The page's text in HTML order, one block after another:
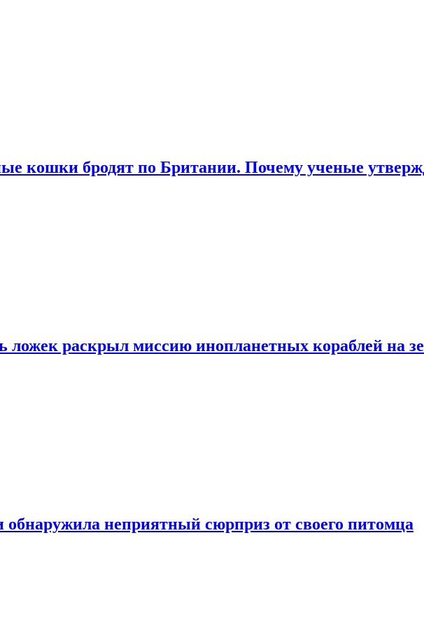
кошки бродят по Британии. Почему ученые
ложек раскрыл миссию инопланетных кораблей на
обнаружила неприятный сюрприз от своего питомца